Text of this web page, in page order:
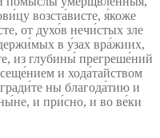
возста́висте, я́коже
от духо́в нечи́стых зле
в у́зах вра́жиих,
из глубины́ прегреше́ний
и хода́тайством
ны благода́тию и
и при́сно, и во ве́ки